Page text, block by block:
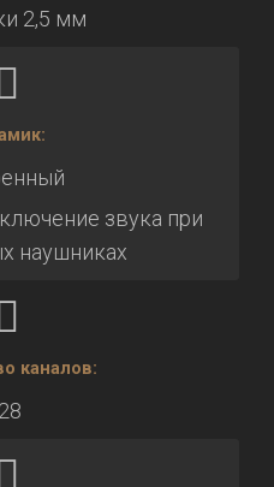
2,5 мм
звука при
наушниках
каналов: